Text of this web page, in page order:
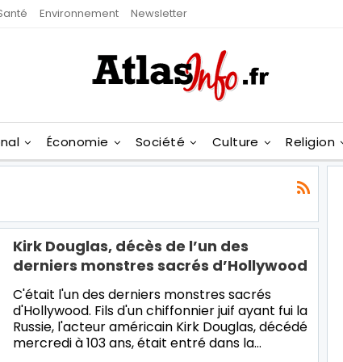
Environnement Newsletter
Économie Société Culture Religion
Kirk Douglas, décès de l’un des
derniers monstres sacrés d’Hollywood
C'était l'un des derniers monstres sacrés
d'Hollywood. Fils d'un chiffonnier juif ayant fui la
Russie, l'acteur américain Kirk Douglas, décédé
mercredi à 103 ans, était entré dans la…